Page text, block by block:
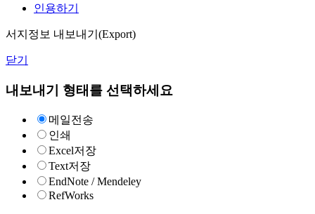
인용하기
서지정보 내보내기(Export)
닫기
내보내기 형태를 선택하세요
메일전송
인쇄
Excel저장
Text저장
EndNote / Mendeley
RefWorks